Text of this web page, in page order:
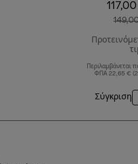
Περιλαμβάνεται
ΦΠΑ 22,65 €
Σύγκριση